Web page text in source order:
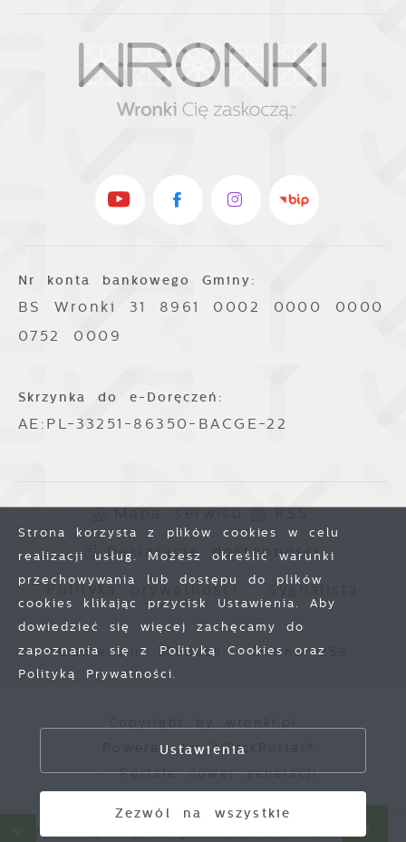
Nr konta bankowego Gminy:
BS Wronki 31 8961 0002 0000 0000
0752 0009
Skrzynka do e-Doręczeń:
AE:PL-33251-86350-BACGE-22
Mapa serwisu RSS
Deklaracja dostępności
Polityka prywatności Sygnalista
Odwiedzin: 3780858 Online: 259
Powered by 2ClickPortal®
- Portale nowej generacji
Strona korzysta z plików cookies w celu
realizacji usług. Możesz określić warunki
przechowywania lub dostępu do plików
cookies klikając przycisk Ustawienia. Aby
dowiedzieć się więcej zachęcamy do
zapoznania się z Polityką Cookies oraz
Polityką Prywatności.
Ustawienia
Zezwól na wszystkie
Zezwól na wszystkie